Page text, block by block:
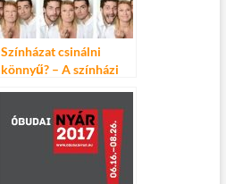
Színházat csinálni
könnyű? – A színházi
Spirit Színház legújabb
bemutatója